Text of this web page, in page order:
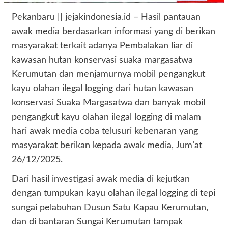
Pekanbaru || jejakindonesia.id – Hasil pantauan
awak media berdasarkan informasi yang di berikan
masyarakat terkait adanya Pembalakan liar di
kawasan hutan konservasi suaka margasatwa
Kerumutan dan menjamurnya mobil pengangkut
kayu olahan ilegal logging dari hutan kawasan
konservasi Suaka Margasatwa dan banyak mobil
pengangkut kayu olahan ilegal logging di malam
hari awak media coba telusuri kebenaran yang
masyarakat berikan kepada awak media, Jum’at
26/12/2025.
Dari hasil investigasi awak media di kejutkan
dengan tumpukan kayu olahan ilegal logging di tepi
sungai pelabuhan Dusun Satu Kapau Kerumutan,
dan di bantaran Sungai Kerumutan tampak